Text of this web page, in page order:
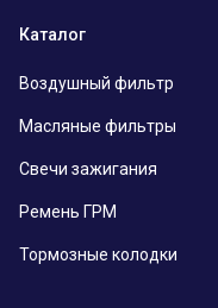
Каталог
Воздушный фильтр
Масляные фильтры
Свечи зажигания
Ремень ГРМ
Тормозные колодки